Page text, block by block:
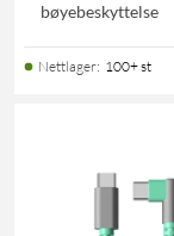
bøyebeskyttelse
Nettlager: 100+ st